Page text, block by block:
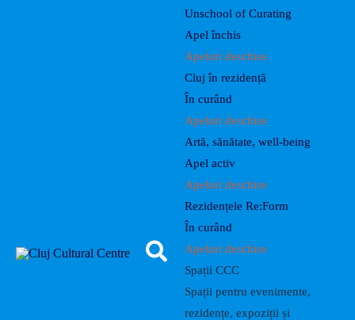
Unschool of Curating
Apel închis
Apeluri deschise
Cluj în rezidență
În curând
Apeluri deschise
Artă, sănătate, well-being
Apel activ
Apeluri deschise
Rezidențele Re:Form
În curând
Apeluri deschise
Spații CCC
Spații pentru evenimente,
rezidențe, expoziții și